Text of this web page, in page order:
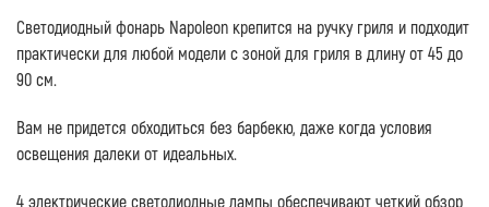
Светодиодный фонарь Napoleon крепится на ручку гриля и подходит
практически для любой модели с зоной для гриля в длину от 45 до
90 см.
Вам не придется обходиться без барбекю, даже когда условия
освещения далеки от идеальных.
4 электрические светодиодные лампы обеспечивают четкий обзор